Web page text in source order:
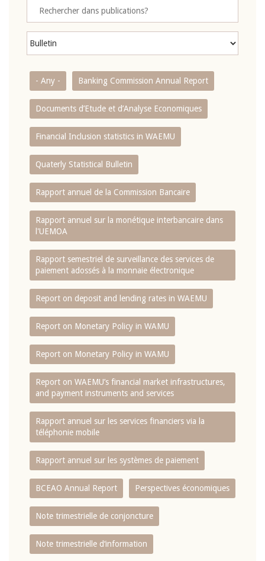
- Any - Banking Commission Annual Report
Documents d’Etude et d’Analyse Economiques
Financial Inclusion statistics in WAEMU
Quaterly Statistical Bulletin
Rapport annuel de la Commission Bancaire
Rapport annuel sur la monétique interbancaire dans
l'UEMOA
Rapport semestriel de surveillance des services de
paiement adossés à la monnaie électronique
Report on deposit and lending rates in WAEMU
Report on Monetary Policy in WAMU
Report on Monetary Policy in WAMU
Report on WAEMU’s financial market infrastructures,
and payment instruments and services
Rapport annuel sur les services financiers via la
téléphonie mobile
Rapport annuel sur les systèmes de paiement
BCEAO Annual Report Perspectives économiques
Note trimestrielle de conjoncture
Note trimestrielle d‘information